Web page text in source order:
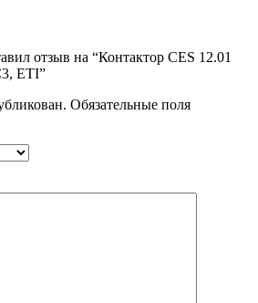
отзыв на “Контактор CES 12.01
ETI”
Обязательные поля